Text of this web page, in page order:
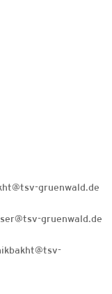
gruenwald.de
gruenwald.de